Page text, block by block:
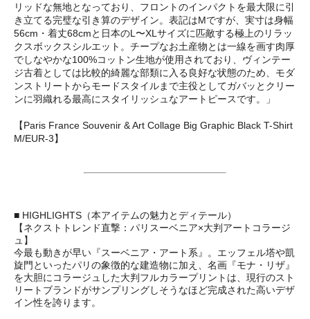
リッドな無地となっており、フロントのインパクトを最大限に引
き立てる完璧な引き算のデザイン。表記はMですが、実寸は身幅
56cm・着丈68cmと日本のL〜XLサイズに匹敵する極上のリラッ
クスボックスシルエット。チープなお土産物とは一線を画す肉厚
でしなやかな100%コットン生地が使用されており、ヴィンテー
ジ古着としては比較的綺麗な部類に入る良好な状態のため、モダ
ンストリートからモードスタイルまで主役としてガバッとクリー
ンに羽織れる最高にスタイリッシュなアートピースです。」
【Paris France Souvenir & Art Collage Big Graphic Black T-Shirt
M/EUR-3】
■ HIGHLIGHTS（本アイテムの魅力とディテール）
【ネクストトレンド直撃：パリスーベニア×大判アートコラージ
ュ】
今最も動きが早い『スーベニア・アート系』。エッフェル塔や凱
旋門といったパリの象徴的な建造物に加え、名画『モナ・リザ』
を大胆にコラージュした大判フルカラープリントは、現行のスト
リートブランドがサンプリングしそうなほど完成された高いデザ
イン性を誇ります。